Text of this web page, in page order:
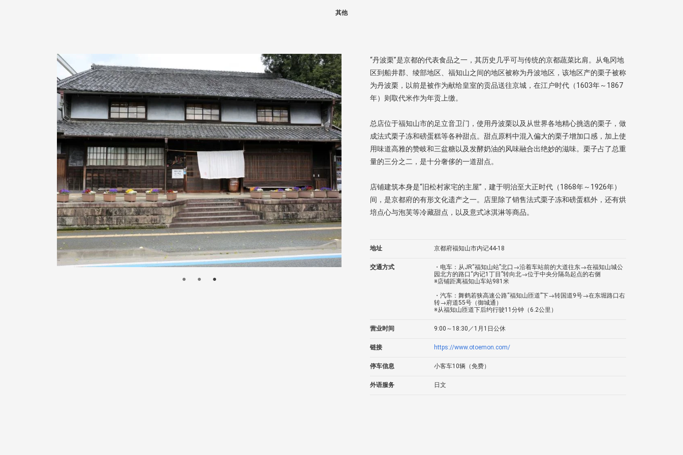
其他
“丹波栗”是京都的代表食品之一，其历史几乎可与传统的京都蔬菜比肩。从龟冈地
区到船井郡、绫部地区、福知山之间的地区被称为丹波地区，该地区产的栗子被称
为丹波栗，以前是被作为献给皇室的贡品送往京城，在江户时代（1603年～1867
年）则取代米作为年贡上缴。
总店位于福知山市的足立音卫门，使用丹波栗以及从世界各地精心挑选的栗子，做
成法式栗子冻和磅蛋糕等各种甜点。甜点原料中混入偏大的栗子增加口感，加上使
用味道高雅的赞岐和三盆糖以及发酵奶油的风味融合出绝妙的滋味。栗子占了总重
量的三分之二，是十分奢侈的一道甜点。
店铺建筑本身是“旧松村家宅的主屋”，建于明治至大正时代（1868年～1926年）
间，是京都府的有形文化遗产之一。店里除了销售法式栗子冻和磅蛋糕外，还有烘
培点心与泡芙等冷藏甜点，以及意式冰淇淋等商品。
地址 京都府福知山市内记44-18
交通方式
・电车：从JR“福知山站”北口→沿着车站前的大道往东→在福知山城公
园北方的路口“内记1丁目”转向北→位于中央分隔岛起点的右侧
※店铺距离福知山车站981米
・汽车：舞鹤若狭高速公路“福知山匝道”下→转国道9号→在东堀路口右
转→府道55号（御城通）
※从福知山匝道下后约行驶11分钟（6.2公里）
营业时间 9:00～18:30／1月1日公休
链接 https://www.otoemon.com/
停车信息 小客车10辆（免费）
外语服务 日文